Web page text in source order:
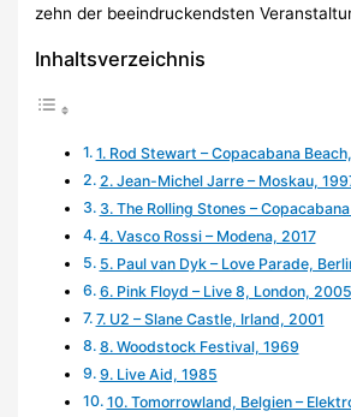
zehn der beeindruckendsten
Inhaltsverzeichnis
1. Rod Stewart – Copacabana
2. Jean-Michel Jarre – Moskau,
3. The Rolling Stones –
4. Vasco Rossi – Modena, 2017
5. Paul van Dyk – Love Parade,
6. Pink Floyd – Live 8, London, 2005
7. U2 – Slane Castle, Irland, 2001
8. Woodstock Festival, 1969
9. Live Aid, 1985
10. Tomorrowland, Belgien –